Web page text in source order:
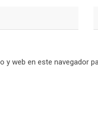
y web en este navegador